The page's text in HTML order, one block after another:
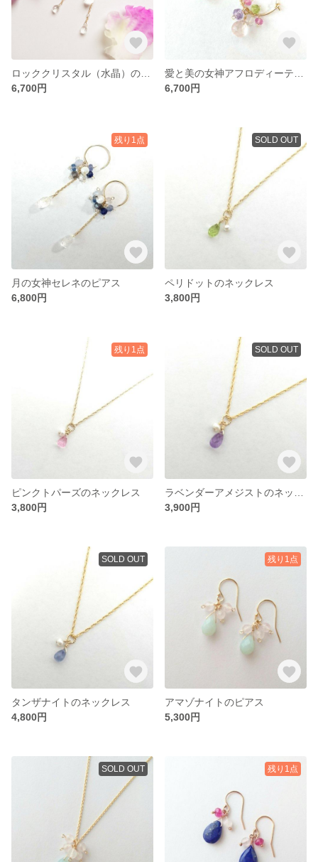
6,700円
6,700円
残り1点
月の女神セレネのピアス
6,800円
SOLD OUT
ペリドットのネックレス
3,800円
残り1点
ピンクトパーズのネックレス
3,800円
SOLD OUT
3,900円
SOLD OUT
タンザナイトのネックレス
4,800円
残り1点
アマゾナイトのピアス
5,300円
SOLD OUT 残り1点